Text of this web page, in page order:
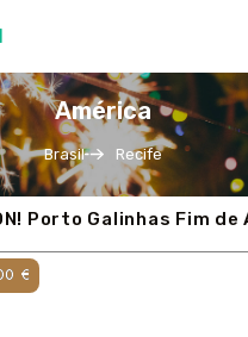
América
Brasil Recife
Porto Galinhas Fim de
€